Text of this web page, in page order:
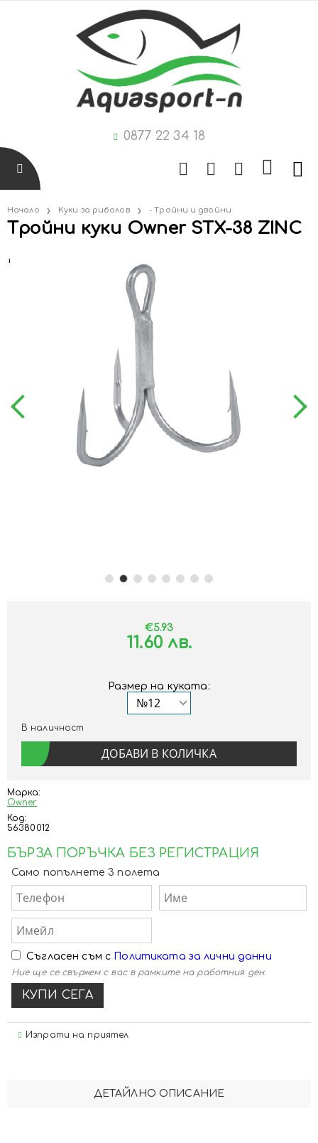
0877 22 34 18
Начало Куки за риболов - Тройни и двойни
Тройни куки Owner STX-38 ZINC
Марка:
Owner
Код:
56380012
БЪРЗА ПОРЪЧКА БЕЗ РЕГИСТРАЦИЯ
Само попълнете 3 полета
Съгласен съм с Политиката за лични данни
Ние ще се свържем с вас в рамките на работния ден.
Изпрати на приятел
€5.93
11.60 лв.
Размер на куката:
В наличност
ДЕТАЙЛНО ОПИСАНИЕ